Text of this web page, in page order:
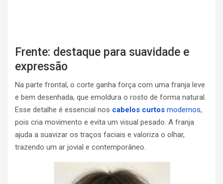
Frente: destaque para suavidade e
expressão
Na parte frontal, o corte ganha força com uma franja leve
e bem desenhada, que emoldura o rosto de forma natural.
Esse detalhe é essencial nos cabelos curtos modernos,
pois cria movimento e evita um visual pesado. A franja
ajuda a suavizar os traços faciais e valoriza o olhar,
trazendo um ar jovial e contemporâneo.